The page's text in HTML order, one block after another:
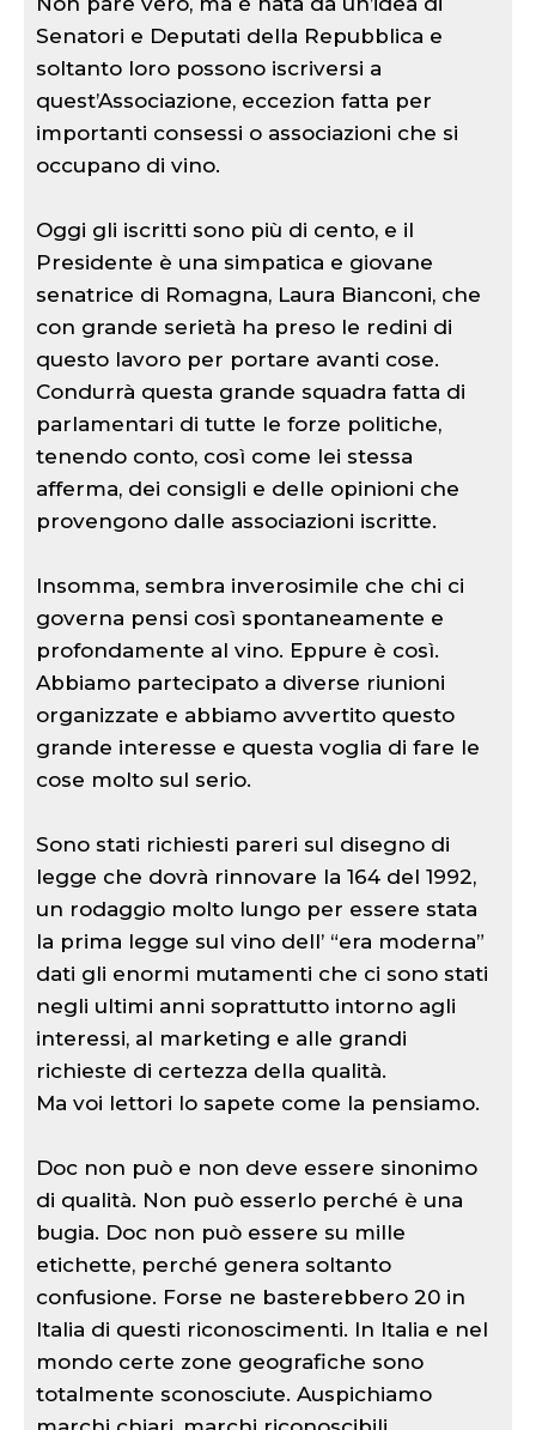
Senatori e Deputati della Repubblica e
soltanto loro possono iscriversi a
quest’Associazione, eccezion fatta per
importanti consessi o associazioni che si
occupano di vino.
Oggi gli iscritti sono più di cento, e il
Presidente è una simpatica e giovane
senatrice di Romagna, Laura Bianconi, che
con grande serietà ha preso le redini di
questo lavoro per portare avanti cose.
Condurrà questa grande squadra fatta di
parlamentari di tutte le forze politiche,
tenendo conto, così come lei stessa
afferma, dei consigli e delle opinioni che
provengono dalle associazioni iscritte.
Insomma, sembra inverosimile che chi ci
governa pensi così spontaneamente e
profondamente al vino. Eppure è così.
Abbiamo partecipato a diverse riunioni
organizzate e abbiamo avvertito questo
grande interesse e questa voglia di fare le
cose molto sul serio.
Sono stati richiesti pareri sul disegno di
legge che dovrà rinnovare la 164 del 1992,
un rodaggio molto lungo per essere stata
la prima legge sul vino dell’ “era moderna”
dati gli enormi mutamenti che ci sono stati
negli ultimi anni soprattutto intorno agli
interessi, al marketing e alle grandi
richieste di certezza della qualità.
Ma voi lettori lo sapete come la pensiamo.
Doc non può e non deve essere sinonimo
di qualità. Non può esserlo perché è una
bugia. Doc non può essere su mille
etichette, perché genera soltanto
confusione. Forse ne basterebbero 20 in
Italia di questi riconoscimenti. In Italia e nel
mondo certe zone geografiche sono
totalmente sconosciute. Auspichiamo